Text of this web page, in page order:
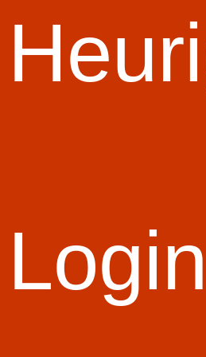
Login
Start